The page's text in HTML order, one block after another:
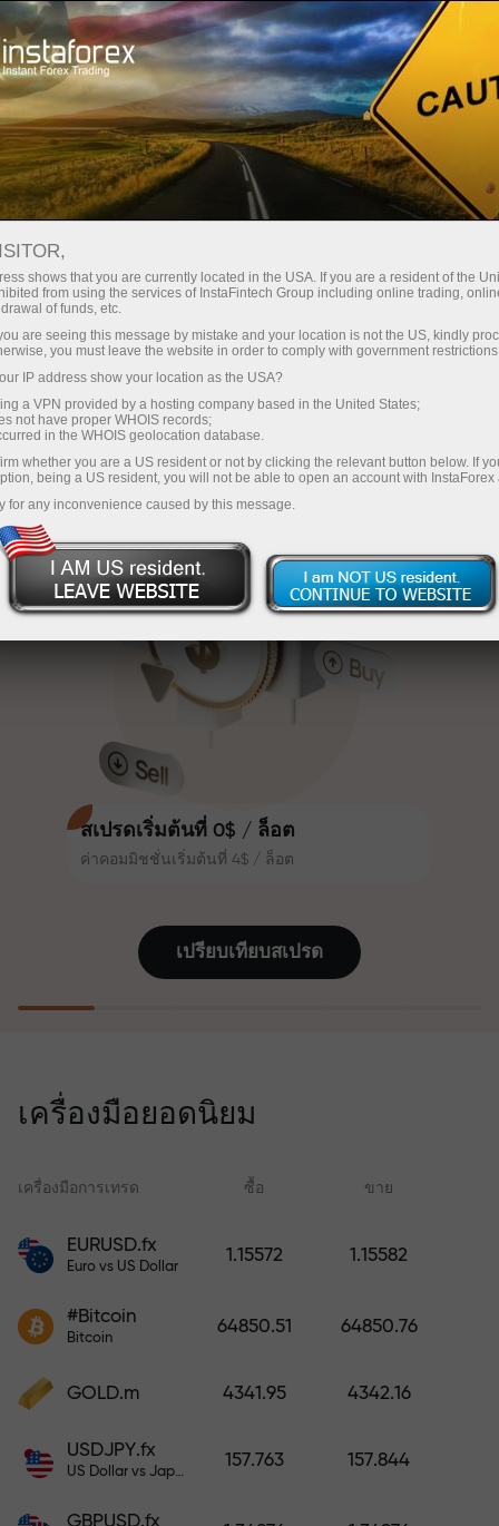
InstaForex
สเปรดเริ่มต้นที่ 0$ / ล็อต
ค่าคอมมิชชั่นเริ่มต้นที่ 4$ / ล็อต
กับ InstaForex คุณจะได้รับเงื่อนไขที่
สูงสุด 1:5000 สเปรดและค่า
คอมมิชชั่นที่ดีที่สุดในตลาด รวมถึง
เงื่อนไขที่เหมาะสมสำหรับการเทรด
หุ้นและดัชนี
InstaForex ทุกคนสามารถรับโบนัส
สูงสุด 30% จากยอดฝาก และใช้
ประโยชน์จากโปรโมชั่นและข้อเสนอ
พิเศษอื่น ๆ
ความเร็วในสนามแข่งและความเร็ว
ในการเทรดมีคุณค่าเดียวกัน Aleš
Loprais นำความมุ่งมั่นและวินัยเข้าสู่
โลกของการเทรด ในฐานะพันธมิตรที่
สร้างแรงบันดาลใจให้ลูกค้าบรรลุเป้า
หมายที่ทะเยอทะยาน
คนสามารถรับ iPhone, MacBook
หรือทริปในฝัน เพียงแค่ฝากเงิน
การขาดทุนและรับประกันกำไรเพิ่ม
ปกป้อง!
ผิด ยิ่งฝากมาก ตัวคูณยิ่งสูง
สเปรดต่ำมาก — กำไรสูง
โบนัส 30%
สำหรับทุกการฝาก
ความเร็ว
ในการเทรดและบนทางหลวง
แจ็กพอตของขวัญส่วนตัวของคุณ
ฝากเงินจำนวน $333 — เลือกของขวัญมูลค่าสูงสุด
$1,500
เทรดแบบไร้ความเสี่ยง — เรารับประกัน
กำไรของคุณ
โบนัสสูงสุด X1000 — ตัวคูณที่ใหญ่ที่สุด
เปรียบเทียบสเปรด
เครื่องมือยอดนิยม
เครื่องมือการเทรด ซื้อ ขาย
EURUSD.fx
Euro vs US Dollar
1.15572 1.15582
#Bitcoin
Bitcoin
64850.51 64850.76
GOLD.m 4341.95 4342.16
USDJPY.fx
US Dollar vs Japanese Yen
157.763 157.844
GBPUSD.fx
shows that you are currently located in the USA. If you are a resident of the
from using the services of InstaFintech Group including online trading,
of funds, etc.
are seeing this message by mistake and your location is not the US, kindly
you must leave the website in order to comply with government
IP address show your location as the USA?
a VPN provided by a hosting company based in the United States;
not have proper WHOIS records;
in the WHOIS geolocation database.
whether you are a US resident or not by clicking the relevant button below. If
being a US resident, you will not be able to open an account with InstaForex
for any inconvenience caused by this message.